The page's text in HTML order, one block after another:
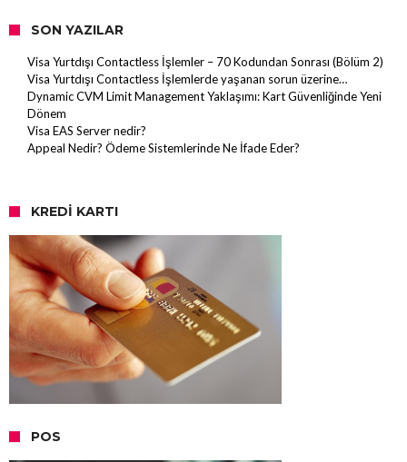
SON YAZILAR
Visa Yurtdışı Contactless İşlemler – 70 Kodundan Sonrası (Bölüm 2)
Visa Yurtdışı Contactless İşlemlerde yaşanan sorun üzerine…
Dynamic CVM Limit Management Yaklaşımı: Kart Güvenliğinde Yeni
Dönem
Visa EAS Server nedir?
Appeal Nedir? Ödeme Sistemlerinde Ne İfade Eder?
KREDI KARTI
POS